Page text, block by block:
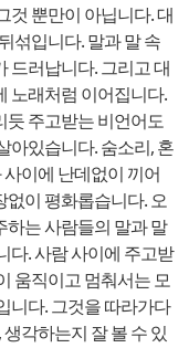
것 뿐만이 아닙니다. 대
섞입니다. 말과 말 속
드러납니다. 그리고 대
노래처럼 이어집니다.
듯 주고받는 비언어도
아있습니다. 숨소리, 혼
이에 난데없이 끼어
없이 평화롭습니다. 오
는 사람들의 말과 말
다. 사람 사이에 주고받
움직이고 멈춰서는 모
니다. 그것을 따라가다
각하는지 잘 볼 수 있